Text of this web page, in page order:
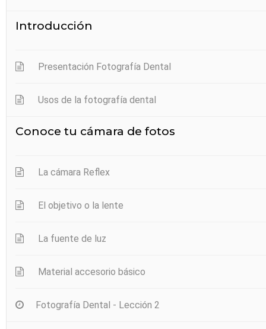
No hay productos en el carrito.
Go to shop
Introducción
Presentación Fotografía Dental
Usos de la fotografía dental
Conoce tu cámara de fotos
La cámara Reflex
El objetivo o la lente
La fuente de luz
Material accesorio básico
Fotografía Dental - Lección 2